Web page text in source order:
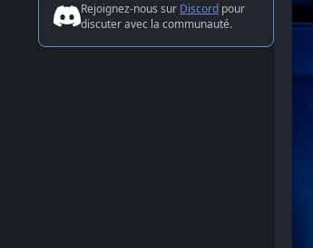
Rejoignez-nous sur Discord pour
discuter avec la communauté.